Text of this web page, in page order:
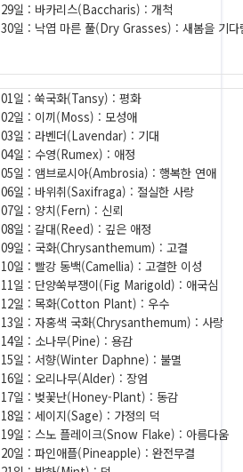
29일 : 바카리스(Baccharis) : 개척
30일 : 낙엽 마른 풀(Dry Grasses) : 새봄을 기다
01일 : 쑥국화(Tansy) : 평화
02일 : 이끼(Moss) : 모성애
03일 : 라벤더(Lavendar) : 기대
04일 : 수영(Rumex) : 애정
05일 : 앰브로시아(Ambrosia) : 행복한 연애
06일 : 바위취(Saxifraga) : 절실한 사랑
07일 : 양치(Fern) : 신뢰
08일 : 갈대(Reed) : 깊은 애정
09일 : 국화(Chrysanthemum) : 고결
10일 : 빨강 동백(Camellia) : 고결한 이성
11일 : 단양쑥부쟁이(Fig Marigold) : 애국심
12일 : 목화(Cotton Plant) : 우수
13일 : 자홍색 국화(Chrysanthemum) : 사랑
14일 : 소나무(Pine) : 용감
15일 : 서향(Winter Daphne) : 불멸
16일 : 오리나무(Alder) : 장엄
17일 : 벚꽃난(Honey-Plant) : 동감
18일 : 세이지(Sage) : 가정의 덕
19일 : 스노 플레이크(Snow Flake) : 아름다움
20일 : 파인애플(Pineapple) : 완전무결